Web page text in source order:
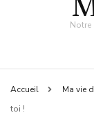
Notre
Accueil Ma vie
toi !